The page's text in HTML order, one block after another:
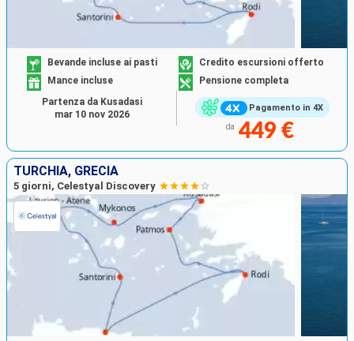
Pagamento in 4X
Bevande incluse ai pasti
Credito escursioni offerto
Mance incluse
Pensione completa
da 449 €
Partenza da Kusadasi
mar 10 nov 2026
TURCHIA, GRECIA
5 giorni, Celestyal Discovery